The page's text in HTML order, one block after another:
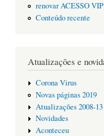
renovar ACESSO VIP
Conteúdo recente
Atualizações e
Corona Virus
Novas páginas 2019
Atualizações 2008-13
Novidades
Aconteceu